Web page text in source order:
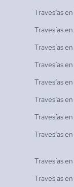
Travesías en
Travesías en
Travesías en
Travesías en
Travesías en
Travesías en
Travesías en
Travesías en
Travesías en
Travesías en